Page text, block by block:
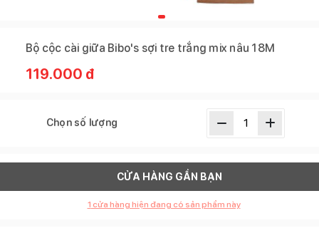
Bộ cộc cài giữa Bibo's sợi tre trắng mix nâu 18M
119.000 đ
Chọn số lượng
CỬA HÀNG GẦN BẠN
1 cửa hàng hiện đang có sản phẩm này